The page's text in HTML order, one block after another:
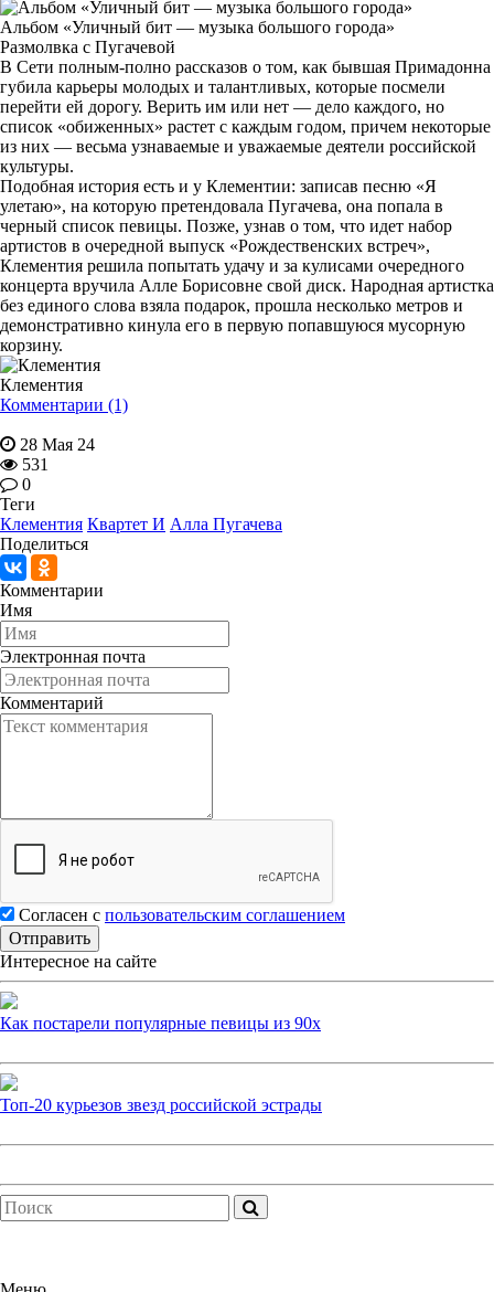
Альбом «Уличный бит — музыка большого города»
Размолвка с Пугачевой
В Сети полным-полно рассказов о том, как бывшая Примадонна
губила карьеры молодых и талантливых, которые посмели
перейти ей дорогу. Верить им или нет — дело каждого, но
список «обиженных» растет с каждым годом, причем некоторые
из них — весьма узнаваемые и уважаемые деятели российской
культуры.
Подобная история есть и у Клементии: записав песню «Я
улетаю», на которую претендовала Пугачева, она попала в
черный список певицы. Позже, узнав о том, что идет набор
артистов в очередной выпуск «Рождественских встреч»,
Клементия решила попытать удачу и за кулисами очередного
концерта вручила Алле Борисовне свой диск. Народная артистка
без единого слова взяла подарок, прошла несколько метров и
демонстративно кинула его в первую попавшуюся мусорную
корзину.
Клементия
Комментарии (1)
28 Мая 24
531
0
Теги
Клементия Квартет И Алла Пугачева
Поделиться
Комментарии
Имя
Электронная почта
Комментарий
Согласен с пользовательским соглашением
Интересное на сайте
Как постарели популярные певицы из 90х
Топ-20 курьезов звезд российской эстрады